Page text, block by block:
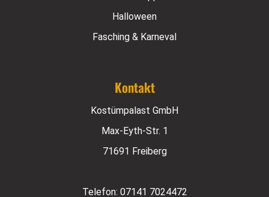
Halloween
Fasching & Karneval
Kontakt
Kostümpalast GmbH
Max-Eyth-Str. 1
71691 Freiberg
Telefon: 07141 7024472